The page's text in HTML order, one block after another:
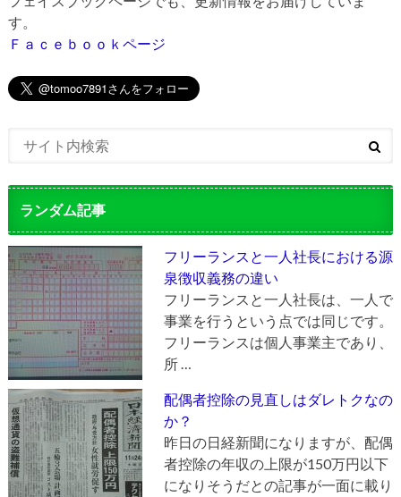
す。
Ｆａｃｅｂｏｏｋページ
ランダム記事
フリーランスと一人社長における源
泉徴収義務の違い
フリーランスと一人社長は、一人で
事業を行うという点では同じです。
フリーランスは個人事業主であり、
所 …
配偶者控除の見直しはダレトクなの
か？
昨日の日経新聞になりますが、配偶
者控除の年収の上限が150万円以下
になりそうだとの記事が一面に載り